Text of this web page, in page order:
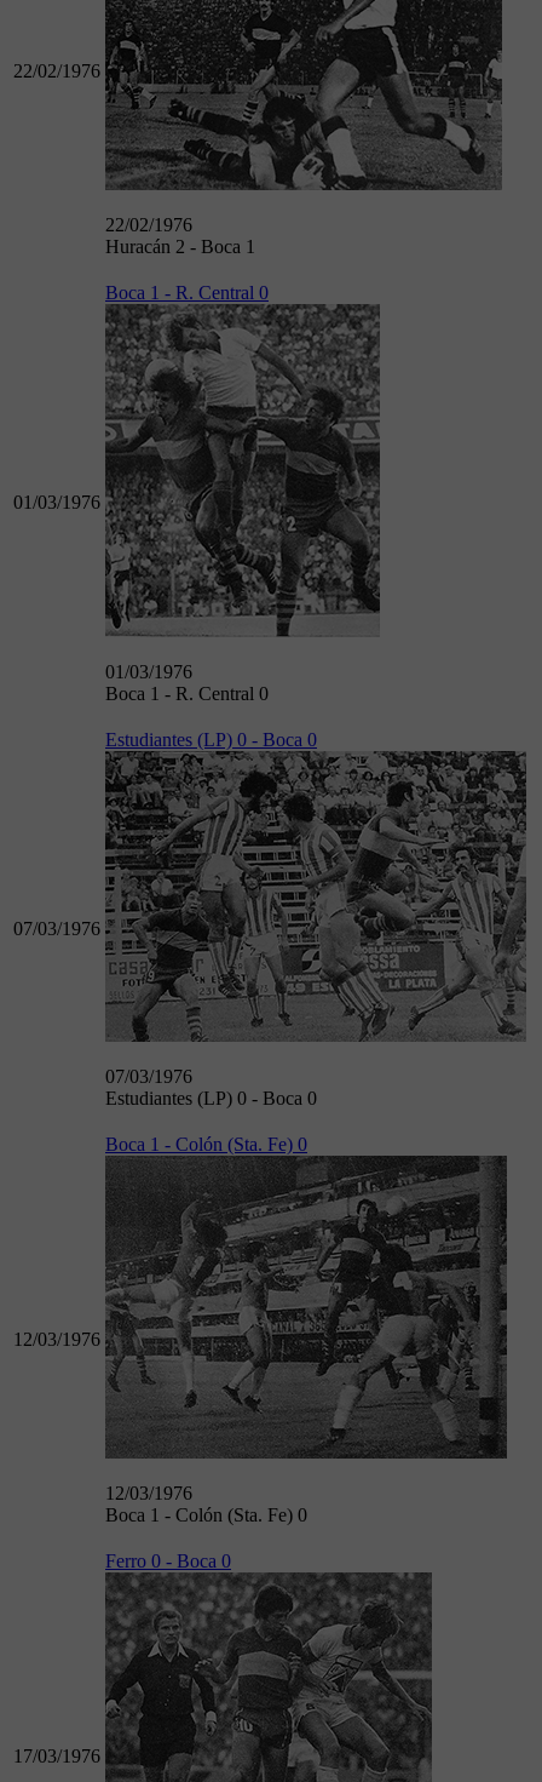
22/02/1976
22/02/1976
Huracán 2 - Boca 1
01/03/1976
Boca 1 - R. Central 0
01/03/1976
Boca 1 - R. Central 0
07/03/1976
Estudiantes (LP) 0 - Boca 0
07/03/1976
Estudiantes (LP) 0 - Boca 0
12/03/1976
Boca 1 - Colón (Sta. Fe) 0
12/03/1976
Boca 1 - Colón (Sta. Fe) 0
17/03/1976
Ferro 0 - Boca 0